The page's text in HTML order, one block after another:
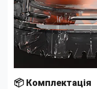
📦 Комплектація